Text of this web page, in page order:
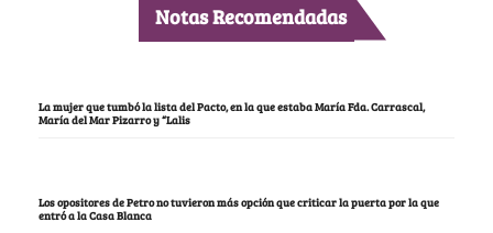
Notas Recomendadas
La mujer que tumbó la lista del Pacto, en la que estaba María Fda. Carrascal,
María del Mar Pizarro y “Lalis
Los opositores de Petro no tuvieron más opción que criticar la puerta por la que
entró a la Casa Blanca